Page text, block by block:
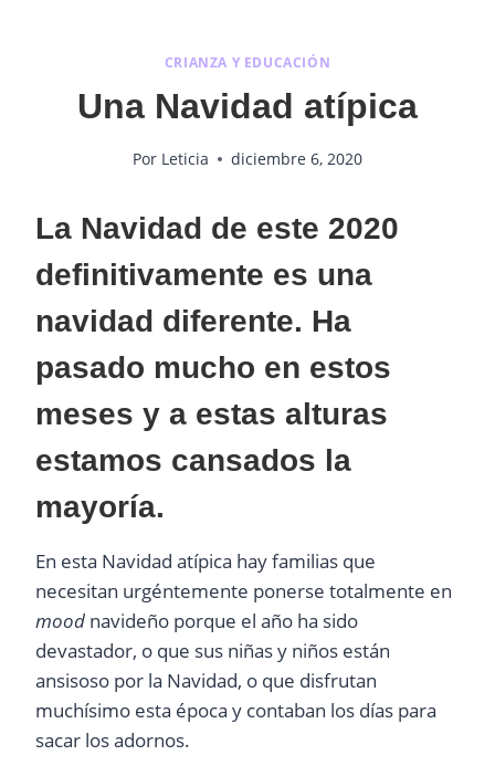
CRIANZA Y EDUCACIÓN
Una Navidad atípica
Por Leticia diciembre 6, 2020
La Navidad de este 2020
definitivamente es una
navidad diferente. Ha
pasado mucho en estos
meses y a estas alturas
estamos cansados la
mayoría.
En esta Navidad atípica hay familias que
necesitan urgéntemente ponerse totalmente en
mood navideño porque el año ha sido
devastador, o que sus niñas y niños están
ansisoso por la Navidad, o que disfrutan
muchísimo esta época y contaban los días para
sacar los adornos.